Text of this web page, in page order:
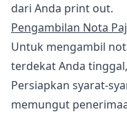
dari Anda print out.
Pengambilan Nota
Untuk mengambil
terdekat Anda
Persiapkan syarat-
memungut